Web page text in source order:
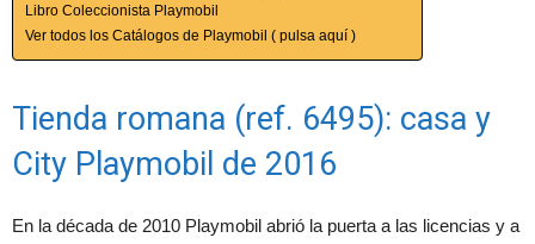
Libro Coleccionista Playmobil
Ver todos los Catálogos de Playmobil ( pulsa aquí )
Tienda romana (ref. 6495): casa y
City Playmobil de 2016
En la década de 2010 Playmobil abrió la puerta a las licencias y a